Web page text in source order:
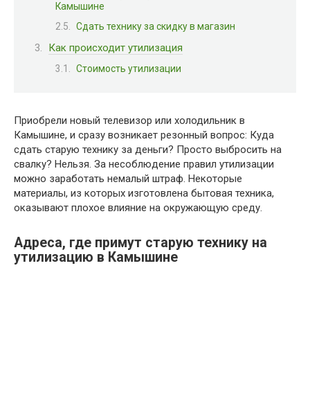
Камышине
Сдать технику за скидку в магазин
Как происходит утилизация
Стоимость утилизации
Приобрели новый телевизор или холодильник в
Камышине, и сразу возникает резонный вопрос: Куда
сдать старую технику за деньги? Просто выбросить на
свалку? Нельзя. За несоблюдение правил утилизации
можно заработать немалый штраф. Некоторые
материалы, из которых изготовлена бытовая техника,
оказывают плохое влияние на окружающую среду.
Адреса, где примут старую технику на
утилизацию в Камышине